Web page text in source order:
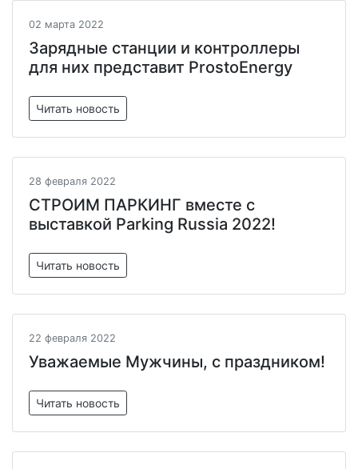
02 марта 2022
Зарядные станции и контроллеры
для них представит ProstoEnergy
Читать новость
28 февраля 2022
СТРОИМ ПАРКИНГ вместе с
выставкой Parking Russia 2022!
Читать новость
22 февраля 2022
Уважаемые Мужчины, с праздником!
Читать новость